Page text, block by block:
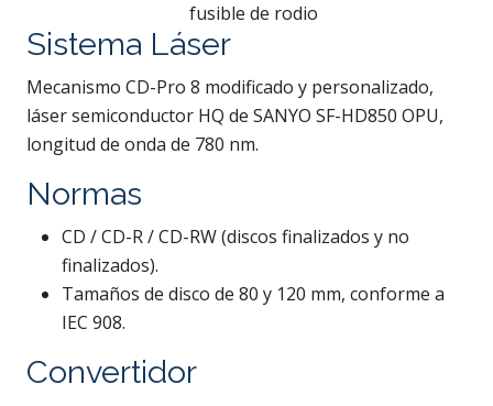
fusible de rodio
Sistema Láser
Mecanismo CD-Pro 8 modificado y personalizado,
láser semiconductor HQ de SANYO SF-HD850 OPU,
longitud de onda de 780 nm.
Normas
CD / CD-R / CD-RW (discos finalizados y no
finalizados).
Tamaños de disco de 80 y 120 mm, conforme a
IEC 908.
Convertidor